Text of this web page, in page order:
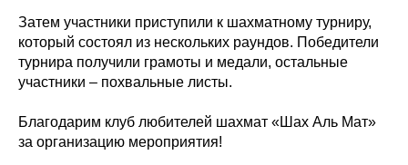
Затем участники приступили к шахматному турниру,
который состоял из нескольких раундов. Победители
турнира получили грамоты и медали, остальные
участники – похвальные листы.
Благодарим клуб любителей шахмат «Шах Аль Мат»
за организацию мероприятия!